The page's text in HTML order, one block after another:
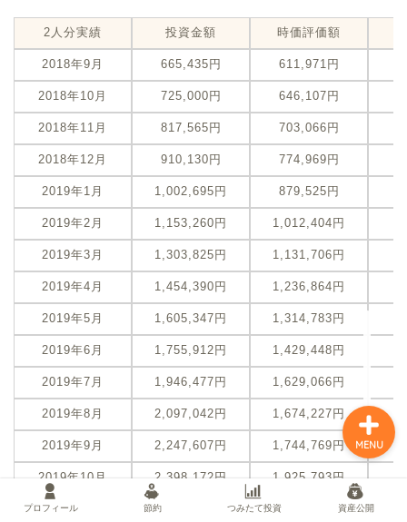
2人分実績 投資金額 時価評価額
2018年9月 665,435円 611,971円
2018年10月 725,000円 646,107円
2018年11月 817,565円 703,066円
2018年12月 910,130円 774,969円
2019年1月 1,002,695円 879,525円
2019年2月 1,153,260円 1,012,404円
2019年3月 1,303,825円 1,131,706円
2019年4月 1,454,390円 1,236,864円
2019年5月 1,605,347円 1,314,783円
2019年6月 1,755,912円 1,429,448円
2019年7月 1,946,477円 1,629,066円
2019年8月 2,097,042円 1,674,227円
2019年9月 2,247,607円 1,744,769円
2019年10月 2,398,172円 1,925,793円
2019年11月 2,550,237円 2,117,126円
プロフィール 節約 つみたて投資 資産公開
MENU
プロフィール
節約
つみたて投資
資産公開